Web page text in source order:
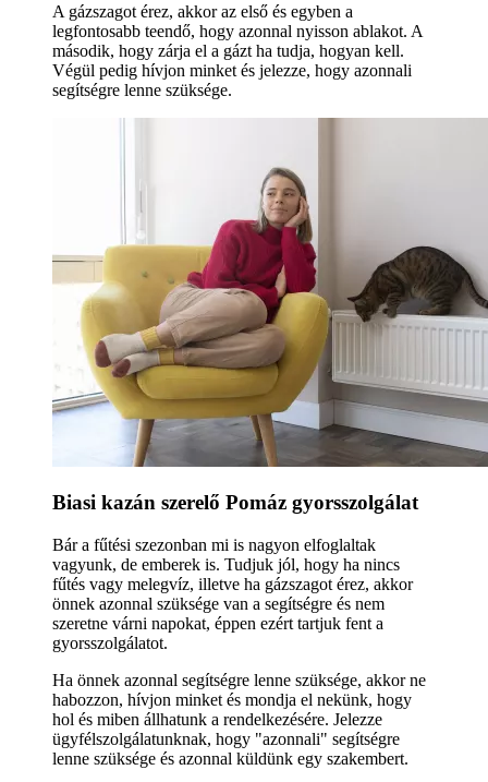
A gázszagot érez, akkor az első és egyben a
legfontosabb teendő, hogy azonnal nyisson ablakot. A
második, hogy zárja el a gázt ha tudja, hogyan kell.
Végül pedig hívjon minket és jelezze, hogy azonnali
segítségre lenne szüksége.
Biasi kazán szerelő Pomáz gyorsszolgálat
Bár a fűtési szezonban mi is nagyon elfoglaltak
vagyunk, de emberek is. Tudjuk jól, hogy ha nincs
fűtés vagy melegvíz, illetve ha gázszagot érez, akkor
önnek azonnal szüksége van a segítségre és nem
szeretne várni napokat, éppen ezért tartjuk fent a
gyorsszolgálatot.
Ha önnek azonnal segítségre lenne szüksége, akkor ne
habozzon, hívjon minket és mondja el nekünk, hogy
hol és miben állhatunk a rendelkezésére. Jelezze
ügyfélszolgálatunknak, hogy "azonnali" segítségre
lenne szüksége és azonnal küldünk egy szakembert.